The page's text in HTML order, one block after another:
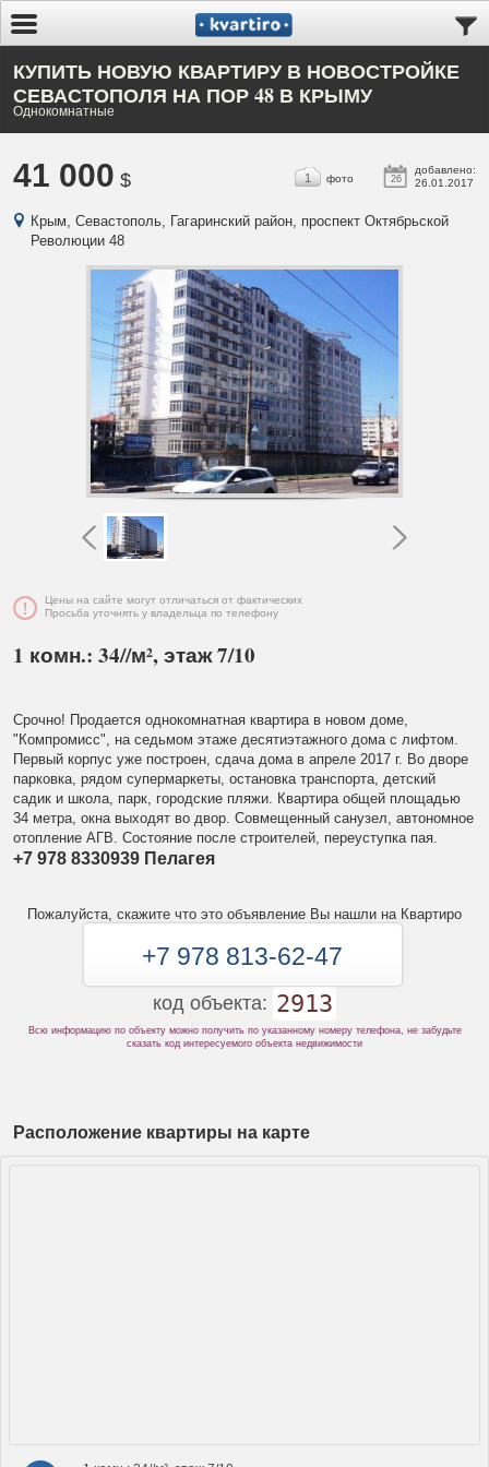
КУПИТЬ НОВУЮ КВАРТИРУ В НОВОСТРОЙКЕ
СЕВАСТОПОЛЯ НА ПОР 48 В КРЫМУ
Однокомнатные
41 000 $ 26
добавлено:
26.01.2017
1 фото
Крым, Севастополь, Гагаринский район, проспект Октябрьской
Революции 48
Цены на сайте могут отличаться от фактических
Просьба уточнять у владельца по телефону
1 комн.: 34//м², этаж 7/10
Срочно! Продается однокомнатная квартира в новом доме,
"Компромисс", на седьмом этаже десятиэтажного дома с лифтом.
Первый корпус уже построен, сдача дома в апреле 2017 г. Во дворе
парковка, рядом супермаркеты, остановка транспорта, детский
садик и школа, парк, городские пляжи. Квартира общей площадью
34 метра, окна выходят во двор. Совмещенный санузел, автономное
отопление АГВ. Состояние после строителей, переуступка пая.
+7 978 8330939 Пелагея
Пожалуйста, скажите что это объявление Вы нашли на Квартиро
+7 978 813-62-47
код объекта: 2913
Всю информацию по объекту можно получить по указанному номеру телефона, не забудьте
сказать код интересуемого объекта недвижимости
Расположение квартиры на карте